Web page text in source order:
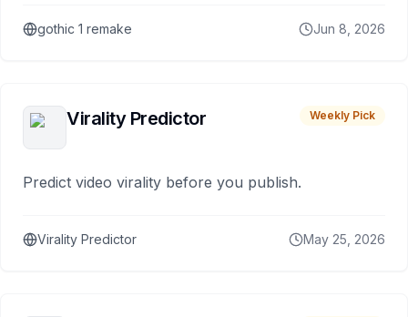
gothic 1 remake Jun 8, 2026
Virality Predictor Weekly Pick
Predict video virality before you publish.
Virality Predictor May 25, 2026